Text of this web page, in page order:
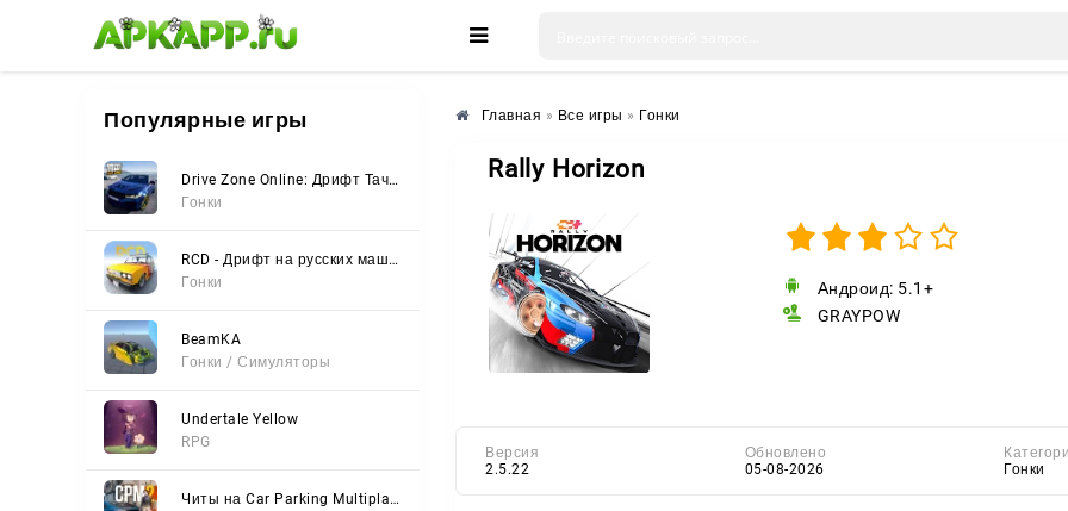
🌸 🌼 🌺
Популярные игры
Drive Zone Online: Дрифт Тачки
Гонки
RCD - Дрифт на русских машинах
Гонки
BeamKA
Гонки / Симуляторы
Undertale Yellow
RPG
Читы на Car Parking Multiplayer 2 (Все открыто, Мод-Меню)
Главная » Все игры » Гонки
Rally Horizon
Андроид: 5.1+
GRAYPOW
Версия
2.5.22
Обновлено
05-08-2026
Гонки